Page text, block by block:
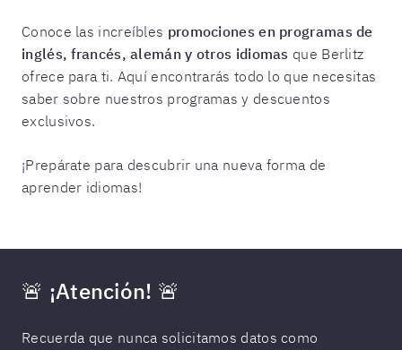
Conoce las increíbles promociones en programas de
inglés, francés, alemán y otros idiomas que Berlitz
ofrece para ti. Aquí encontrarás todo lo que necesitas
saber sobre nuestros programas y descuentos
exclusivos.
¡Prepárate para descubrir una nueva forma de
aprender idiomas!
🚨 ¡Atención! 🚨
Recuerda que nunca solicitamos datos como